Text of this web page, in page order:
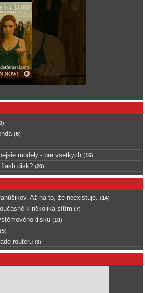
0)
(6)
modely - pre vsetkych (16)
disk? (20)
Až na to, že neexistuje. (14)
k několika sítím (7)
disku (10)
(5)
routeru (3)